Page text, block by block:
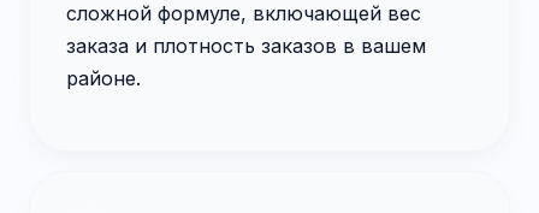
сложной формуле, включающей вес
заказа и плотность заказов в вашем
районе.